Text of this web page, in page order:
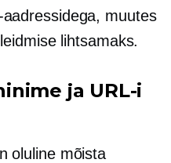
muutes
lihtsamaks.
ja URL-i
oluline mõista